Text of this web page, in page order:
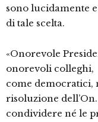
sono lucidamente
di tale scelta.
«Onorevole
onorevoli colleghi,
come democratici,
risoluzione
condividere né le